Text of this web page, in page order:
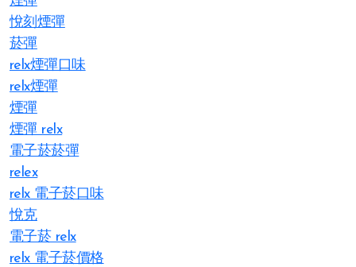
悅刻煙彈
菸彈
relx煙彈口味
relx煙彈
煙彈
煙彈 relx
電子菸菸彈
relex
relx 電子菸口味
悅克
電子菸 relx
relx 電子菸價格